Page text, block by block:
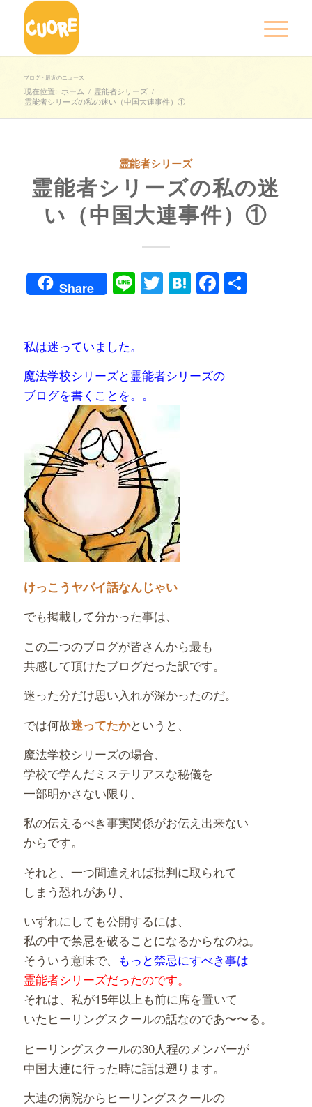
ブログ - 最近のニュース
現在位置: ホーム / 霊能者シリーズ /
霊能者シリーズの私の迷い（中国大連事件）①
霊能者シリーズ
霊能者シリーズの私の迷
い（中国大連事件）①
Share LineTwitter
Hatena共
私は迷っていました。
魔法学校シリーズと霊能者シリーズの
ブログを書くことを。。
けっこうヤバイ話なんじゃい
でも掲載して分かった事は、
この二つのブログが皆さんから最も
共感して頂けたブログだった訳です。
迷った分だけ思い入れが深かったのだ。
では何故迷ってたかというと、
魔法学校シリーズの場合、
学校で学んだミステリアスな秘儀を
一部明かさない限り、
私の伝えるべき事実関係がお伝え出来ない
からです。
それと、一つ間違えれば批判に取られて
しまう恐れがあり、
いずれにしても公開するには、
私の中で禁忌を破ることになるからなのね。
そういう意味で、
もっと禁忌にすべき事は
霊能者シリーズだったのです。
それは、私が15年以上も前に席を置いて
いたヒーリングスクールの話なのであ〜〜る。
ヒーリングスクールの30人程のメンバーが
中国大連に行った時に話は遡ります。
大連の病院からヒーリングスクールの